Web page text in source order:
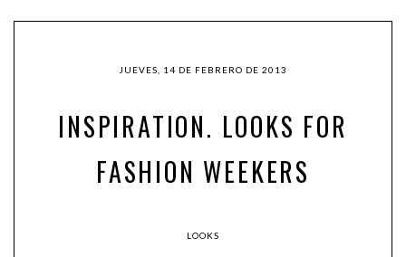
JUEVES, 14 DE FEBRERO DE 2013
INSPIRATION. LOOKS FOR
FASHION WEEKERS
LOOKS